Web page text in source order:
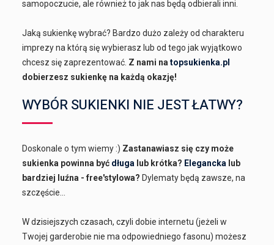
samopoczucie, ale również to jak nas będą odbierali inni.
Jaką sukienkę wybrać? Bardzo dużo zależy od charakteru
imprezy na którą się wybierasz lub od tego jak wyjątkowo
chcesz się zaprezentować. Z nami natopsukienka.pl
dobierzesz sukienkę na każdą okazję!
WYBÓR SUKIENKI NIE JEST ŁATWY?
Doskonale o tym wiemy :) Zastanawiasz się czy może
sukienka powinna być długa lub krótka? Elegancka lub
bardziej luźna - free'stylowa? Dylematy będą zawsze, na
szczęście...
W dzisiejszych czasach, czyli dobie internetu (jeżeli w
Twojej garderobie nie ma odpowiedniego fasonu) możesz